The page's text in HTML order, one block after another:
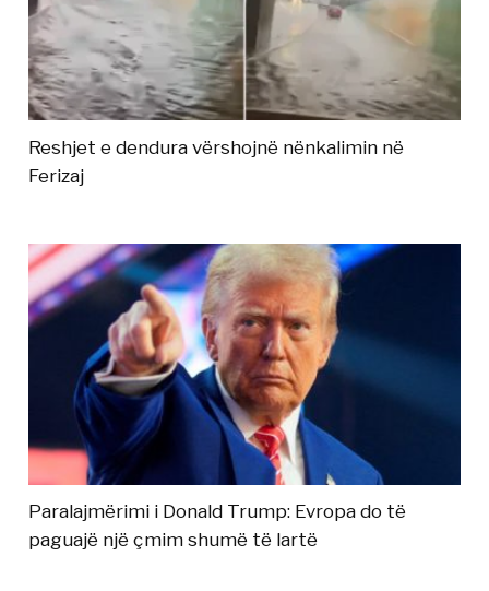
Reshjet e dendura vërshojnë nënkalimin në
Ferizaj
Paralajmërimi i Donald Trump: Evropa do të
paguajë një çmim shumë të lartë